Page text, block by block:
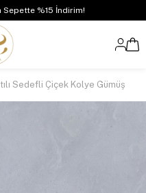
Sepette %15 İndirim!
Sedefli Çiçek Kolye Gümüş